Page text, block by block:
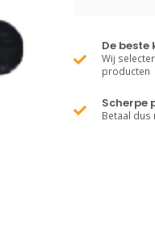
De beste
Wij
producten
Scherpe
Betaal dus